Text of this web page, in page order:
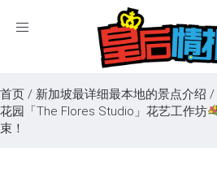
Toggle
首页 / 新加坡最详细最本地的景点介绍 /
花园「The Flores Studio」花艺工作坊
束！